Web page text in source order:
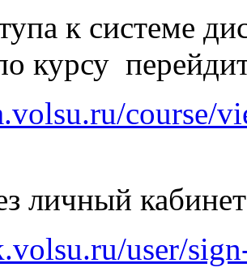
к системе
курсу
course/
личный
user/